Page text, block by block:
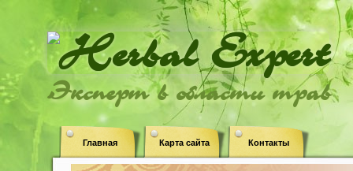
Эксперт в области трав
Главная Карта сайта Контакты